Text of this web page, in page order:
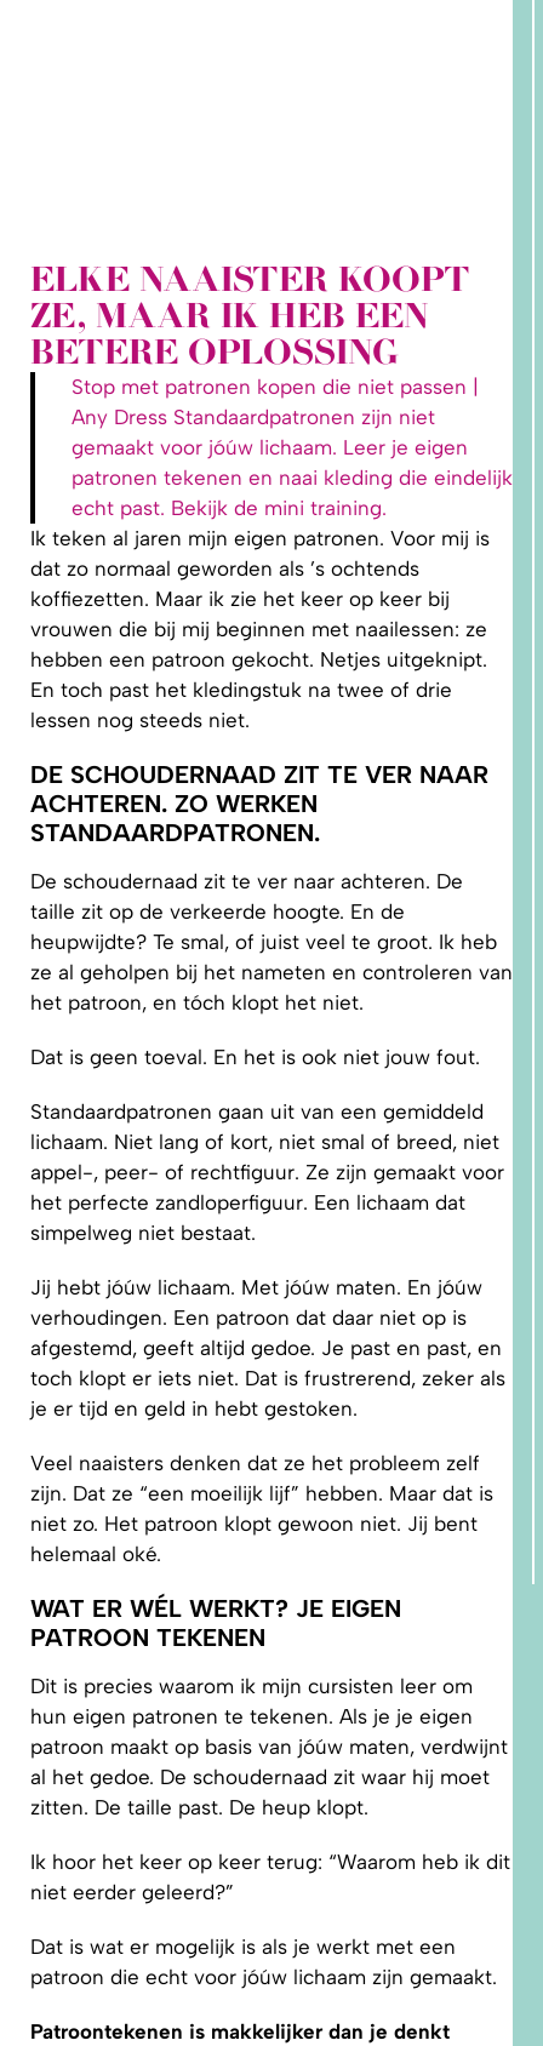
ELKE NAAISTER KOOPT
ZE, MAAR IK HEB EEN
BETERE OPLOSSING
Stop met patronen kopen die niet passen |
Any Dress Standaardpatronen zijn niet
gemaakt voor jóúw lichaam. Leer je eigen
patronen tekenen en naai kleding die eindelijk
echt past. Bekijk de mini training.
Ik teken al jaren mijn eigen patronen. Voor mij is
dat zo normaal geworden als ’s ochtends
koffiezetten. Maar ik zie het keer op keer bij
vrouwen die bij mij beginnen met naailessen: ze
hebben een patroon gekocht. Netjes uitgeknipt.
En toch past het kledingstuk na twee of drie
lessen nog steeds niet.
DE SCHOUDERNAAD ZIT TE VER NAAR
ACHTEREN. ZO WERKEN
STANDAARDPATRONEN.
De schoudernaad zit te ver naar achteren. De
taille zit op de verkeerde hoogte. En de
heupwijdte? Te smal, of juist veel te groot. Ik heb
ze al geholpen bij het nameten en controleren van
het patroon, en tóch klopt het niet.
Dat is geen toeval. En het is ook niet jouw fout.
Standaardpatronen gaan uit van een gemiddeld
lichaam. Niet lang of kort, niet smal of breed, niet
appel-, peer- of rechtfiguur. Ze zijn gemaakt voor
het perfecte zandloperfiguur. Een lichaam dat
simpelweg niet bestaat.
Jij hebt jóúw lichaam. Met jóúw maten. En jóúw
verhoudingen. Een patroon dat daar niet op is
afgestemd, geeft altijd gedoe. Je past en past, en
toch klopt er iets niet. Dat is frustrerend, zeker als
je er tijd en geld in hebt gestoken.
Veel naaisters denken dat ze het probleem zelf
zijn. Dat ze “een moeilijk lijf” hebben. Maar dat is
niet zo. Het patroon klopt gewoon niet. Jij bent
helemaal oké.
WAT ER WÉL WERKT? JE EIGEN
PATROON TEKENEN
Dit is precies waarom ik mijn cursisten leer om
hun eigen patronen te tekenen. Als je je eigen
patroon maakt op basis van jóúw maten, verdwijnt
al het gedoe. De schoudernaad zit waar hij moet
zitten. De taille past. De heup klopt.
Ik hoor het keer op keer terug: “Waarom heb ik dit
niet eerder geleerd?”
Dat is wat er mogelijk is als je werkt met een
patroon die echt voor jóúw lichaam zijn gemaakt.
Patroontekenen is makkelijker dan je denkt
LEER IK
PATRONEN
NIKS